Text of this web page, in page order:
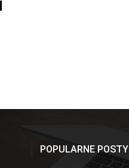
POPULARNE POSTY